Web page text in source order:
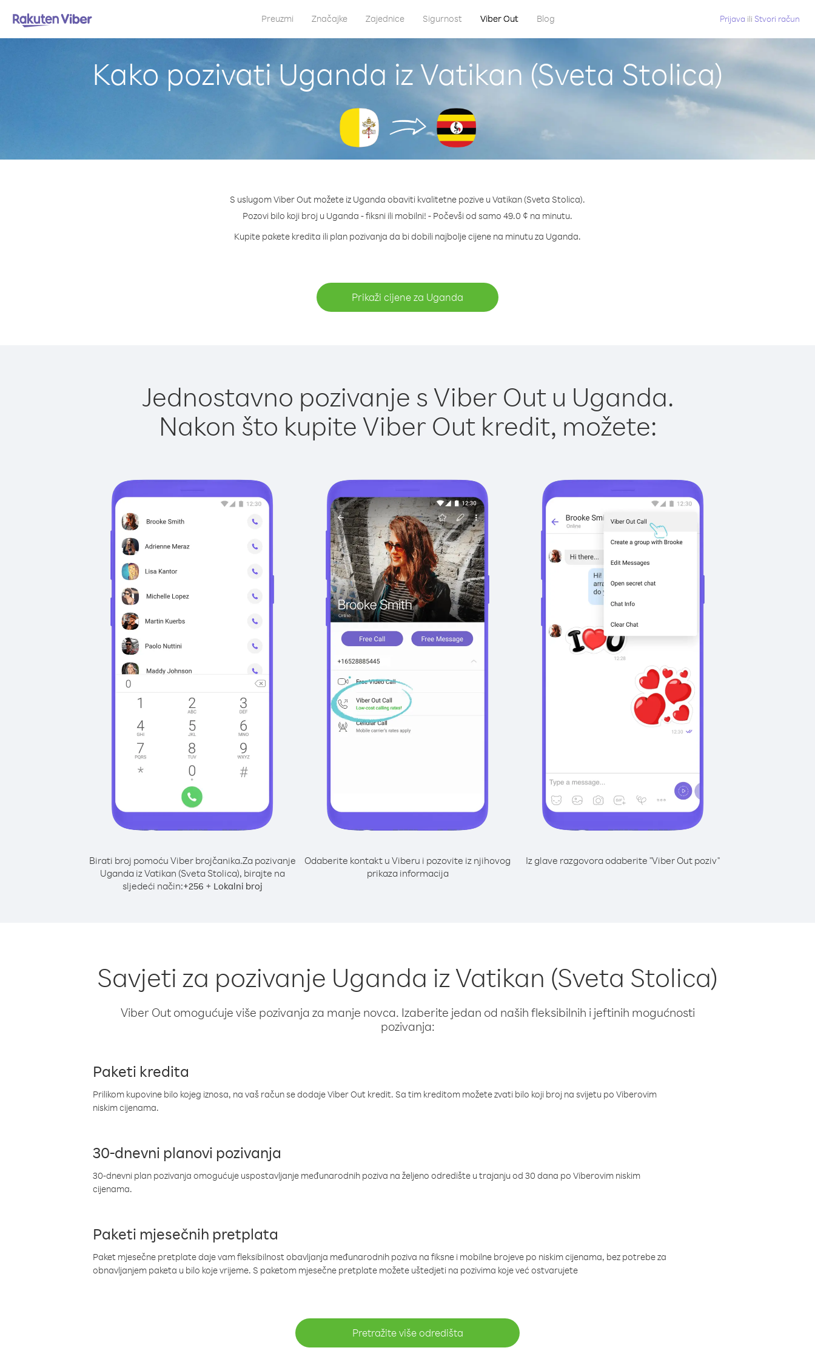
Preuzmi Značajke Zajednice Sigurnost Viber Out Blog Prijava ili Stvori račun
Kako pozivati Uganda iz Vatikan (Sveta Stolica)
S uslugom Viber Out možete iz Uganda obaviti kvalitetne pozive u Vatikan (Sveta Stolica).
Pozovi bilo koji broj u Uganda - fiksni ili mobilni! - Počevši od samo 49.0 ¢ na minutu.
Kupite pakete kredita ili plan pozivanja da bi dobili najbolje cijene na minutu za Uganda.
Prikaži cijene za Uganda
Jednostavno pozivanje s Viber Out u Uganda.
Nakon što kupite Viber Out kredit, možete:
Birati broj pomoću Viber brojčanika.Za pozivanje
Uganda iz Vatikan (Sveta Stolica), birajte na
sljedeći način:+256 + Lokalni broj
Odaberite kontakt u Viberu i pozovite iz njihovog
prikaza informacija
Iz glave razgovora odaberite "Viber Out poziv"
Savjeti za pozivanje Uganda iz Vatikan (Sveta Stolica)
Viber Out omogućuje više pozivanja za manje novca. Izaberite jedan od naših fleksibilnih i jeftinih mogućnosti
pozivanja:
Paketi kredita
Prilikom kupovine bilo kojeg iznosa, na vaš račun se dodaje Viber Out kredit. Sa tim kreditom možete zvati bilo koji broj na svijetu po Viberovim
niskim cijenama.
30-dnevni planovi pozivanja
30-dnevni plan pozivanja omogućuje uspostavljanje međunarodnih poziva na željeno odredište u trajanju od 30 dana po Viberovim niskim
cijenama.
Paketi mjesečnih pretplata
Paket mjesečne pretplate daje vam fleksibilnost obavljanja međunarodnih poziva na fiksne i mobilne brojeve po niskim cijenama, bez potrebe za
obnavljanjem paketa u bilo koje vrijeme. S paketom mjesečne pretplate možete uštedjeti na pozivima koje već ostvarujete
Pretražite više odredišta